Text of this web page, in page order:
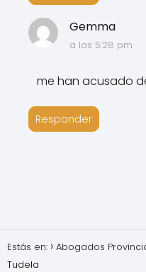
Gemma
a las 5:28 pm
me han acusado
Responder
Estás en: Abogados
Tudela